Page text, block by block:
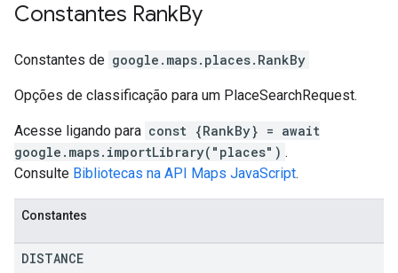
Constantes RankBy
Constantes de google.maps.places. RankBy
Opções de classificação para um PlaceSearchRequest.
Acesse ligando para const {RankBy} = await
google.maps.importLibrary("places") .
Consulte Bibliotecas na API Maps JavaScript.
Constantes
DISTANCE